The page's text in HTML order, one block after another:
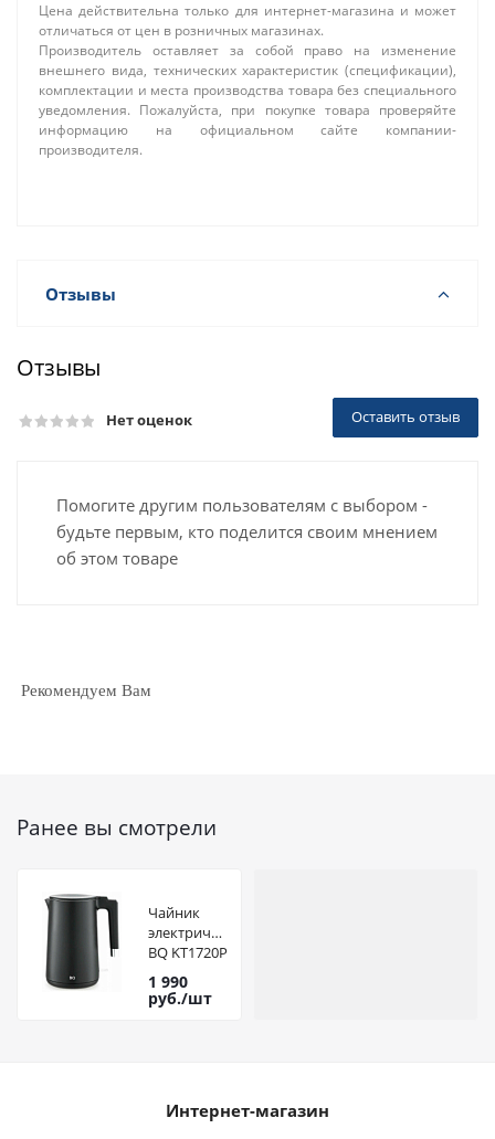
Цена действительна только для интернет-магазина и может
отличаться от цен в розничных магазинах.
Производитель оставляет за собой право на изменение
внешнего вида, технических характеристик (спецификации),
комплектации и места производства товара без специального
уведомления. Пожалуйста, при покупке товара проверяйте
информацию на официальном сайте компании-
производителя.
Отзывы
Отзывы
Нет оценок Оставить отзыв
Помогите другим пользователям с выбором -
будьте первым, кто поделится своим мнением
об этом товаре
Рекомендуем Вам
Ранее вы смотрели
Чайник
электрический
BQ KT1720P
Черный
1 990
руб./шт
Интернет-магазин